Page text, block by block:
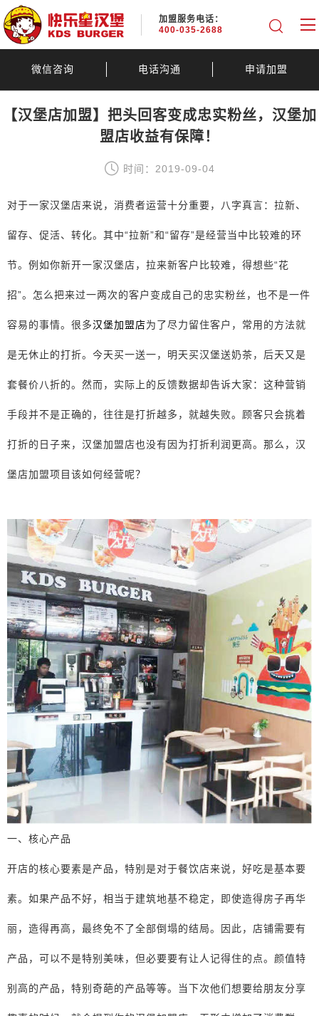
加盟服务电话：
400-035-2688
微信咨询 电话沟通 申请加盟
【汉堡店加盟】把头回客变成忠实粉丝，汉堡加
盟店收益有保障！
时间：2019-09-04
对于一家汉堡店来说，消费者运营十分重要，八字真言：拉新、
留存、促活、转化。其中“拉新”和“留存”是经营当中比较难的环
节。例如你新开一家汉堡店，拉来新客户比较难，得想些“花
招”。怎么把来过一两次的客户变成自己的忠实粉丝，也不是一件
容易的事情。很多汉堡加盟店为了尽力留住客户，常用的方法就
是无休止的打折。今天买一送一，明天买汉堡送奶茶，后天又是
套餐价八折的。然而，实际上的反馈数据却告诉大家：这种营销
手段并不是正确的，往往是打折越多，就越失败。顾客只会挑着
打折的日子来，汉堡加盟店也没有因为打折利润更高。那么，汉
堡店加盟项目该如何经营呢？
一、核心产品
开店的核心要素是产品，特别是对于餐饮店来说，好吃是基本要
素。如果产品不好，相当于建筑地基不稳定，即使造得房子再华
丽，造得再高，最终免不了全部倒塌的结局。因此，店铺需要有
产品，可以不是特别美味，但必要要有让人记得住的点。颜值特
别高的产品，特别奇葩的产品等等。当下次他们想要给朋友分享